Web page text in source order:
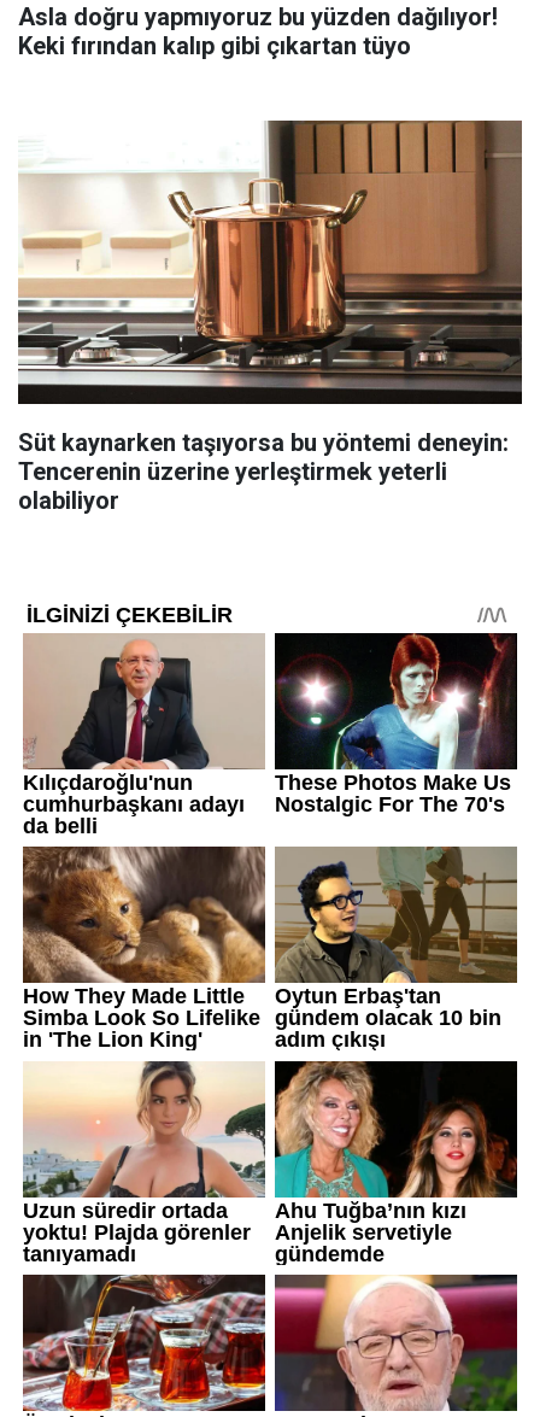
Asla doğru yapmıyoruz bu yüzden dağılıyor!
Keki fırından kalıp gibi çıkartan tüyo
Süt kaynarken taşıyorsa bu yöntemi deneyin:
Tencerenin üzerine yerleştirmek yeterli
olabiliyor